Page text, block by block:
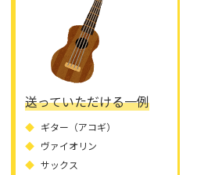
送っていただける一例
ギター（アコギ）
ヴァイオリン
サックス